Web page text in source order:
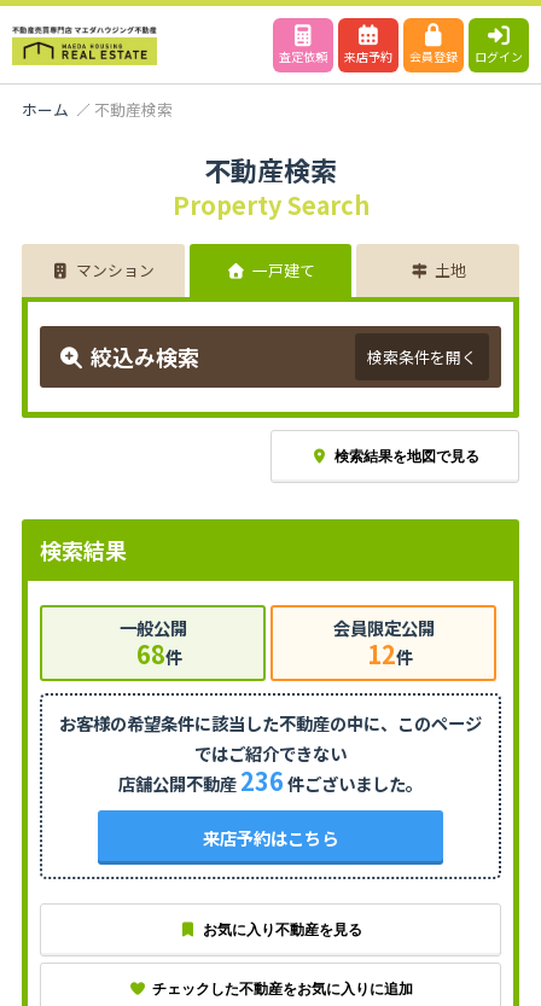
査定依頼 来店予約 会員登録 ログイン
ホーム 不動産検索
不動産検索
Property Search
マンション 一戸建て 土地
絞込み検索 検索条件を開く
検索結果を地図で見る
検索結果
一般公開
68件
会員限定公開
12件
お客様の希望条件に該当した不動産の中に、 このページ
ではご紹介できない
店舗公開不動産236件ございました。
来店予約はこちら
お気に入り不動産を見る
チェックした不動産をお気に入りに追加